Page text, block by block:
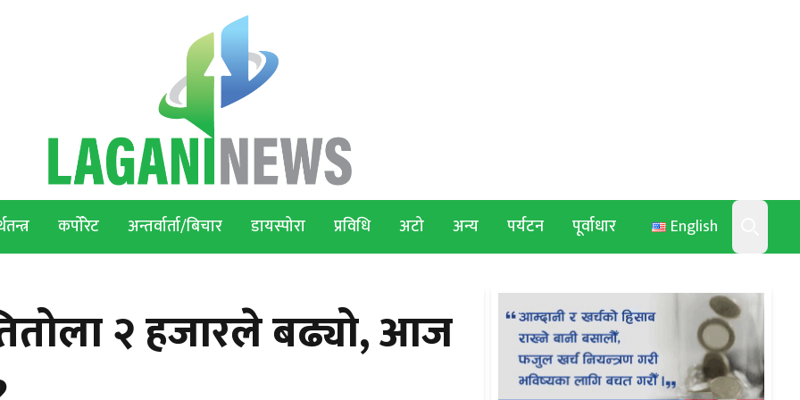
English
Search
कर्पोरेट अन्तर्वार्ता/बिचार डायस्पोरा प्रविधि अटो अन्य पर्यटन पूर्वाधार
२ हजारले बढ्यो, आज